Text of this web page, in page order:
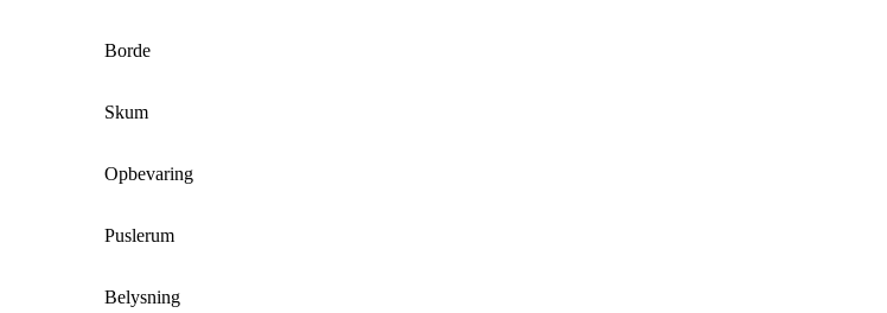
Borde
Skum
Opbevaring
Puslerum
Belysning